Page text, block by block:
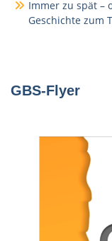
Immer zu spät –
Geschichte zum
GBS-Flyer